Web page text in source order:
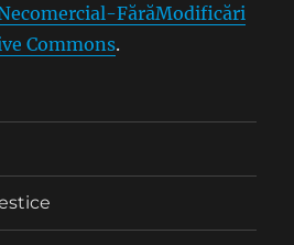
FărăModificări
Commons.